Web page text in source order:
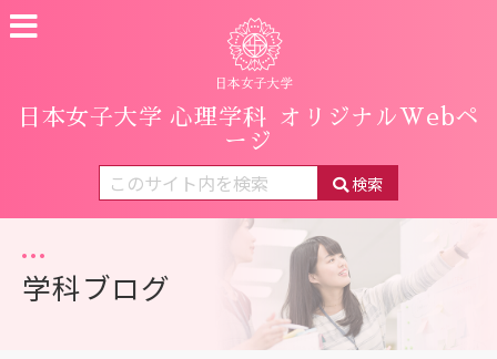
日本女子大学 心理学科
オリジナルWebペ
ージ
検索
学科ブログ